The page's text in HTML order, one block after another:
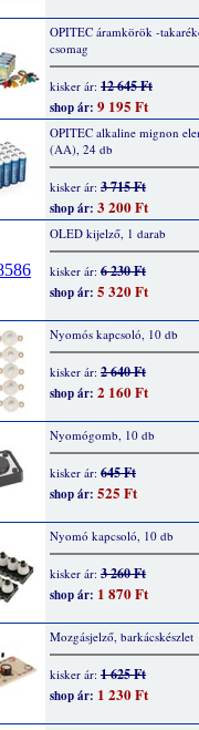
OPITEC áramkörök -
csomag
kisker ár: 12 645 Ft
shop ár: 9 195 Ft
OPITEC alkaline mignon
(AA), 24 db
kisker ár: 3 715 Ft
shop ár: 3 200 Ft
OLED kijelző, 1 darab
kisker ár: 6 230 Ft
shop ár: 5 320 Ft
Nyomós kapcsoló, 10 db
kisker ár: 2 640 Ft
shop ár: 2 160 Ft
Nyomógomb, 10 db
kisker ár: 645 Ft
shop ár: 525 Ft
Nyomó kapcsoló, 10 db
kisker ár: 3 260 Ft
shop ár: 1 870 Ft
Mozgásjelző, barkácskészlet
kisker ár: 1 625 Ft
shop ár: 1 230 Ft